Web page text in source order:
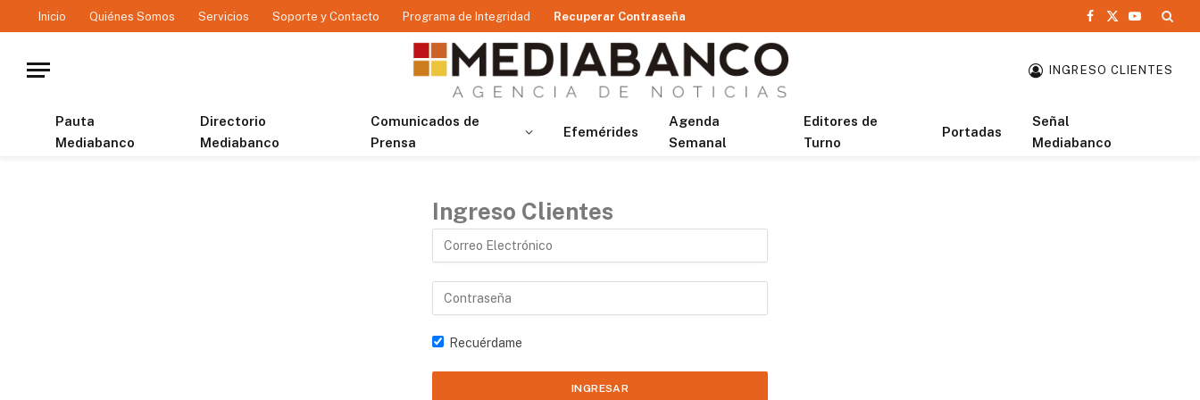
Inicio Quiénes Somos Servicios Soporte y Contacto Programa de Integridad Recuperar Contraseña
Facebook
X
YouTube
INGRESO CLIENTES
Pauta
Mediabanco
Directorio
Mediabanco
Comunicados de
Prensa
Efemérides
Agenda
Semanal
Editores de
Turno
Portadas
Señal
Mediabanco
Ingreso Clientes
Recuérdame